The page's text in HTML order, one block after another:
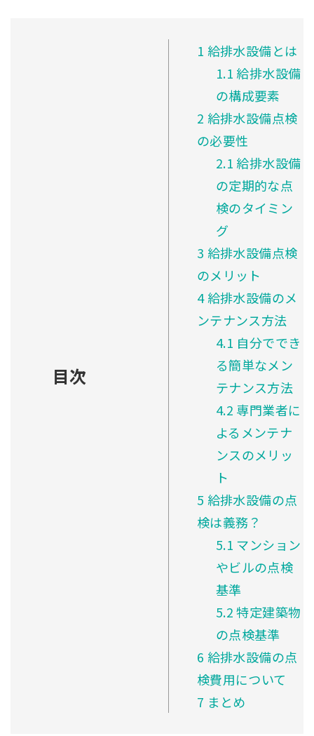
目次
1 給排水設備とは
1.1 給排水設備
の構成要素
2 給排水設備点検
の必要性
2.1 給排水設備
の定期的な点
検のタイミン
グ
3 給排水設備点検
のメリット
4給排水設備のメ
ンテナンス方法
4.1 自分ででき
る簡単なメン
テナンス方法
4.2 専門業者に
よるメンテナ
ンスのメリッ
ト
5 給排水設備の点
検は義務？
5.1 マンション
やビルの点検
基準
5.2特定建築物
の点検基準
6 給排水設備の点
検費用について
7 まとめ